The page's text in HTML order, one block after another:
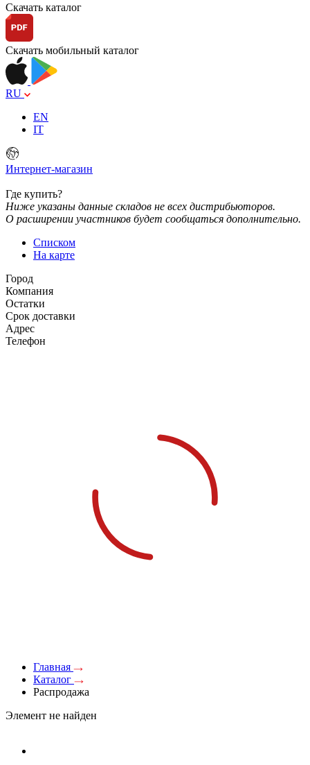
Скачать каталог
Скачать мобильный каталог
RU
EN
IT
Интернет-магазин
Где купить?
Ниже указаны данные складов не всех дистрибьюторов.
О расширении участников будет сообщаться дополнительно.
Списком
На карте
Город
Компания
Остатки
Срок доставки
Адрес
Телефон
Главная
Каталог
Распродажа
Элемент не найден